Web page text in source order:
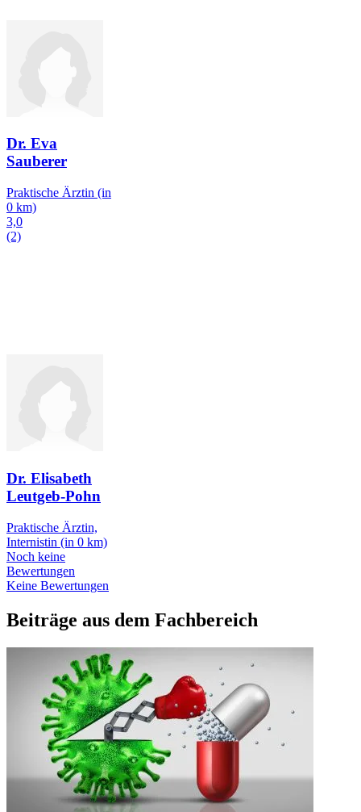
Dr. Eva
Sauberer
Praktische Ärztin (in
0 km)
3,0
(2)
Dr. Elisabeth
Leutgeb-Pohn
Praktische Ärztin,
Internistin (in 0 km)
Noch keine
Bewertungen
Keine Bewertungen
Beiträge aus dem Fachbereich